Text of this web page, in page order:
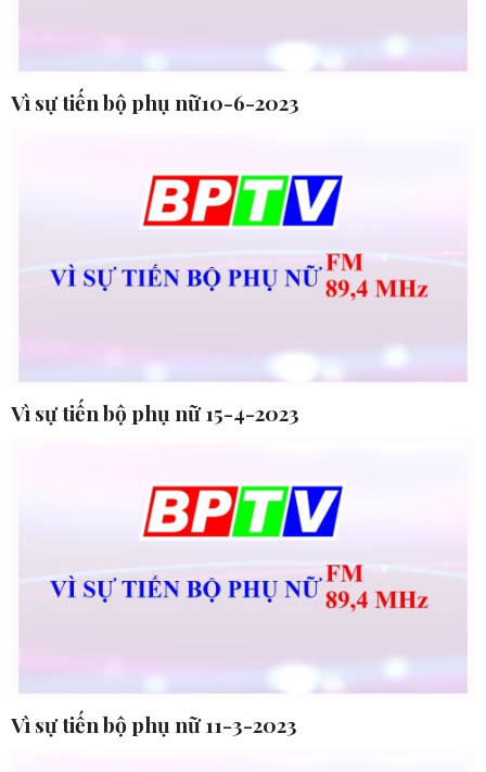
Vì sự tiến bộ phụ nữ10-6-2023
Vì sự tiến bộ phụ nữ 15-4-2023
Vì sự tiến bộ phụ nữ 11-3-2023